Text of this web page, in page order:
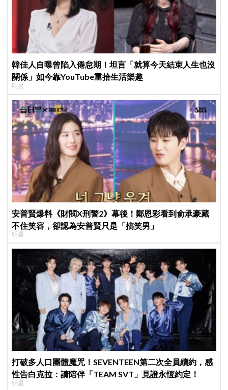
韓佳人自曝曾陷入倦怠期！坦言「就算今天結束人生也沒
關係」如今靠YouTube重拾生活樂趣
明星
安普賢爆料《財閥X刑警2》幕後！鄭恩彩看到俞承豪藏
不住笑容，卻認為安普賢只是「搞笑男」
明星
打破多人口團體魔咒！SEVENTEEN第二次全員續約，感
性告白克拉：請陪伴「TEAM SVT」見證永恆約定！
明星